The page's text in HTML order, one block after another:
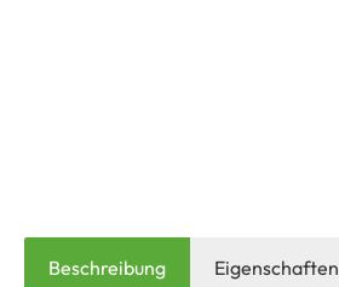
Beschreibung Eigenschaften